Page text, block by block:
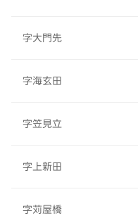
字大門先
字海玄田
字笠見立
字上新田
字苅屋橋